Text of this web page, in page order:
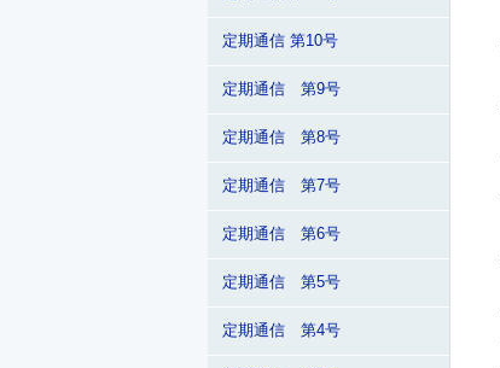
定期通信 第10号
定期通信 第9号
定期通信 第8号
定期通信 第7号
定期通信 第6号
定期通信 第5号
定期通信 第4号